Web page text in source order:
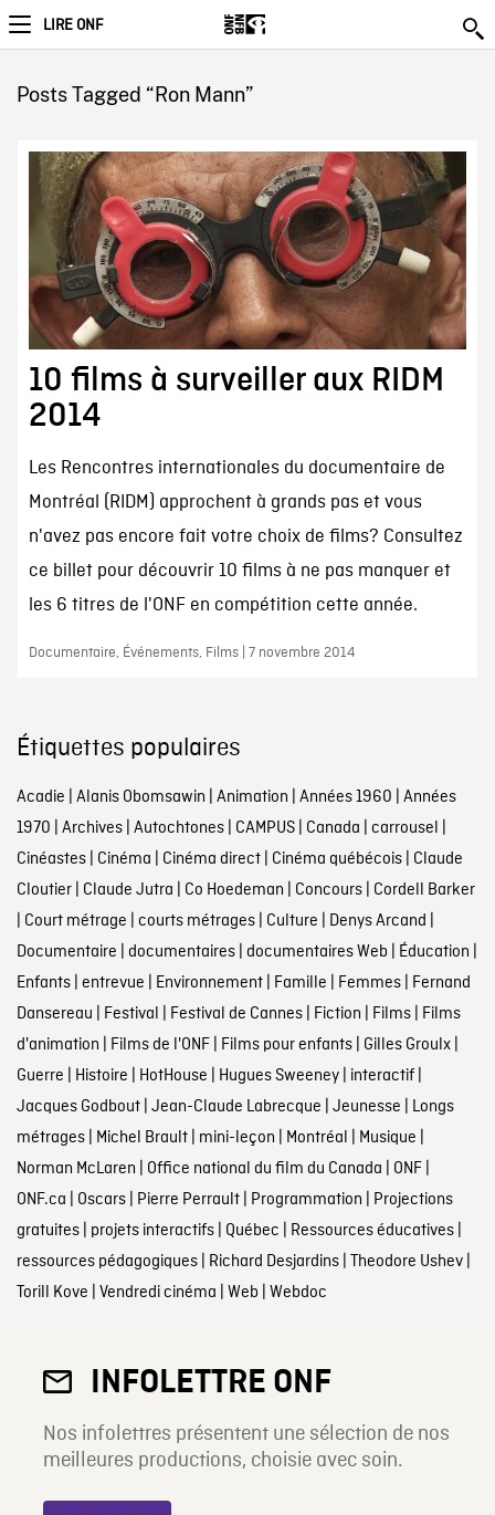
LIRE ONF
Posts Tagged “Ron Mann”
10 films à surveiller aux RIDM
2014
Les Rencontres internationales du documentaire de
Montréal (RIDM) approchent à grands pas et vous
n'avez pas encore fait votre choix de films? Consultez
ce billet pour découvrir 10 films à ne pas manquer et
les 6 titres de l'ONF en compétition cette année.
Documentaire, Événements, Films | 7 novembre 2014
Étiquettes populaires
Acadie | Alanis Obomsawin | Animation | Années 1960 | Années
1970 | Archives| Autochtones| CAMPUS| Canada | carrousel |
Cinéastes| Cinéma | Cinéma direct| Cinéma québécois| Claude
Cloutier| Claude Jutra | Co Hoedeman | Concours| Cordell Barker
| Court métrage | courts métrages| Culture | Denys Arcand |
Documentaire | documentaires| documentaires Web | Éducation |
Enfants| entrevue | Environnement| Famille | Femmes| Fernand
Dansereau | Festival | Festival de Cannes| Fiction | Films| Films
d'animation | Films de l'ONF| Films pour enfants| Gilles Groulx|
Guerre | Histoire | HotHouse | Hugues Sweeney| interactif|
Jacques Godbout| Jean-Claude Labrecque | Jeunesse | Longs
métrages| Michel Brault| mini-leçon | Montréal | Musique |
Norman McLaren | Office national du film du Canada | ONF|
ONF.ca | Oscars| Pierre Perrault| Programmation | Projections
gratuites| projets interactifs| Québec | Ressources éducatives|
ressources pédagogiques| Richard Desjardins| Theodore Ushev|
Torill Kove | Vendredi cinéma | Web | Webdoc
INFOLETTRE ONF
Nos infolettres présentent une sélection de nos
meilleures productions, choisie avec soin.